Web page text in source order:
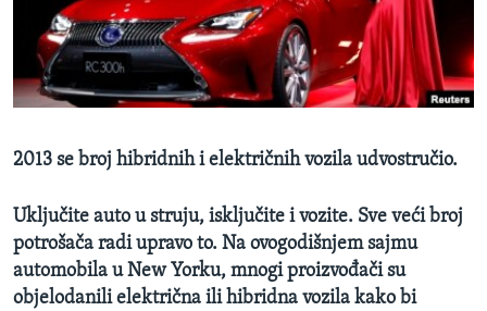
MAGAZIN
O GLASU AMERIKE
Jezici
2013 se broj hibridnih i električnih vozila udvostručio.
Uključite auto u struju, isključite i vozite. Sve veći broj
potrošača radi upravo to. Na ovogodišnjem sajmu
automobila u New Yorku, mnogi proizvođači su
objelodanili električna ili hibridna vozila kako bi